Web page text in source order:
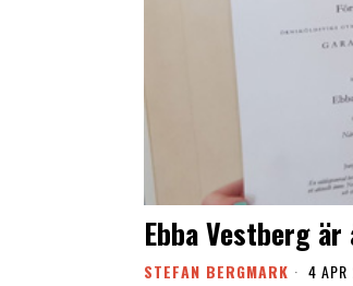
Ebba Vestberg
STEFAN BERGMARK 4 APR